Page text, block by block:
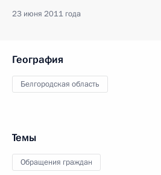
23 июня 2011 года
География
Белгородская область
Темы
Обращения граждан